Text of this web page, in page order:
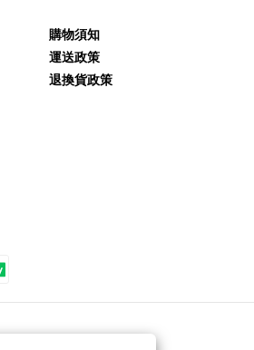
購物須知
運送政策
退換貨政策